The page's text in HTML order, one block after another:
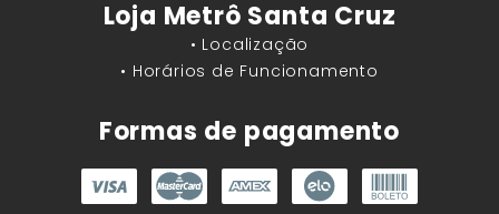
Loja Metrô Santa Cruz
• Localização
• Horários de Funcionamento
Formas de pagamento